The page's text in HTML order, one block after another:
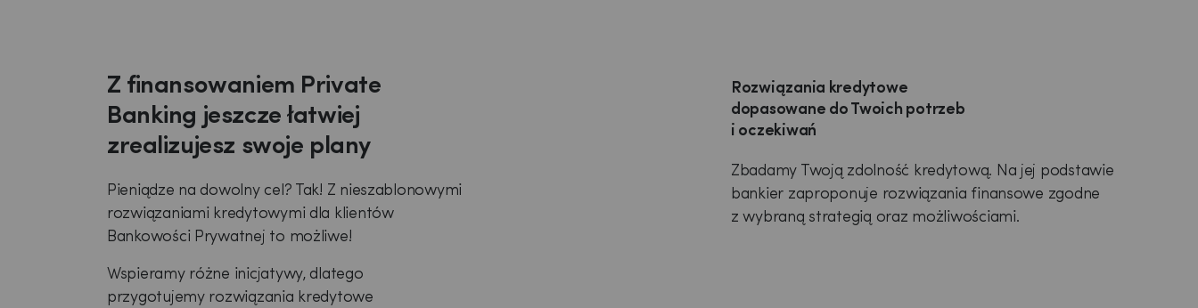
Z finansowaniem Private
Banking jeszcze łatwiej
zrealizujesz swoje plany
Pieniądze na dowolny cel? Tak! Z nieszablonowymi
rozwiązaniami kredytowymi dla klientów
Bankowości Prywatnej to możliwe!
Wspieramy różne inicjatywy, dlatego
przygotujemy rozwiązania kredytowe
Rozwiązania kredytowe
dopasowane do Twoich potrzeb
i oczekiwań
Zbadamy Twoją zdolność kredytową. Na jej podstawie
bankier zaproponuje rozwiązania finansowe zgodne
z wybraną strategią oraz możliwościami.